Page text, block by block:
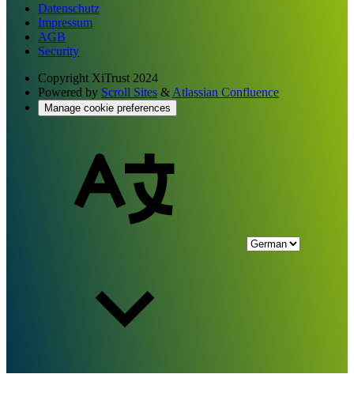
Datenschutz
Impressum
AGB
Security
Copyright XiTrust 2024
Powered by Scroll Sites & Atlassian Confluence
Manage cookie preferences